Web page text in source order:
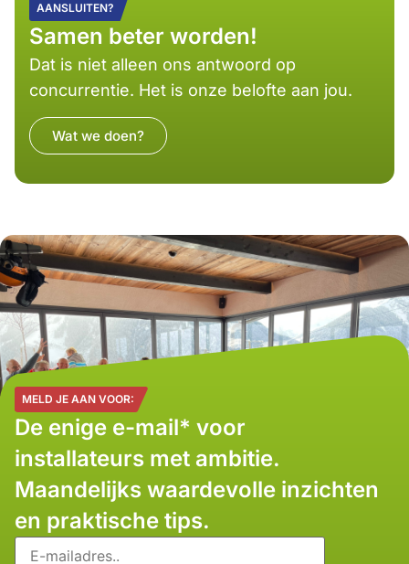
AANSLUITEN?
Samen beter worden!
Dat is niet alleen ons antwoord op
concurrentie. Het is onze belofte aan jou.
Wat we doen?
MELD JE AAN VOOR:
De enige e-mail* voor
installateurs met ambitie.
Maandelijks waardevolle inzichten
en praktische tips.